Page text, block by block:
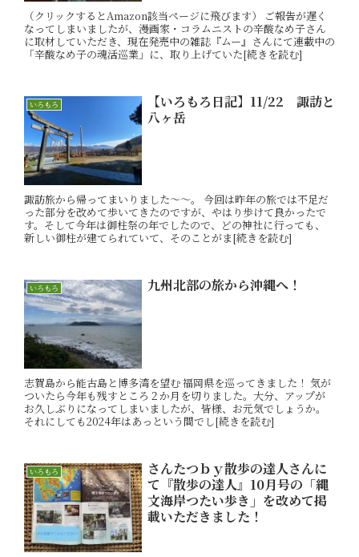
（クリックするとAmazon該当ページに飛びます） ご報告が遅く
なってしまいましたが、漫画家・コラムニストの辛酸なめ子さん
に取材していただき、現在発売中の雑誌『ムー』さんにて連載中の
「辛酸なめ子の魂活巡業」に、取り上げていた[続きを読む]
いろもろ
【いろもろ日記】11/22 諏訪と
八ヶ岳
諏訪旅から帰ってまいりました～～。 今回は昨年の旅では不足だ
った部分を改めて歩いてきたのですが、やはり歩けて良かったで
す。そして今年は御柱祭の年でしたので、どの神社に行っても、
新しい御柱が建てられていて、そのことがま[続きを読む]
いろもろ 九州北部の旅から沖縄へ！
志賀島から能古島と博多湾を望む 福岡県を巡ってきました！ 気が
ついたら今年も残すところ２か月を切りました。大分、アップが
お久しぶりになってしまいましたが、皆様、お元気でしょうか。
それにしても2024年はあっという間でし[続きを読む]
いろもろ
さんたつｂｙ散歩の達人さんに
て『散歩の達人』10月号の「縄
文海岸つたい歩き」を改めて掲
載いただきました！